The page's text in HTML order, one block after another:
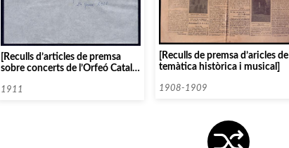
[Reculls d’articles de premsa
sobre concerts de l’Orfeó Català
1911
[Reculls de premsa d’aricles de
temàtica històrica i musical]
1908-1909